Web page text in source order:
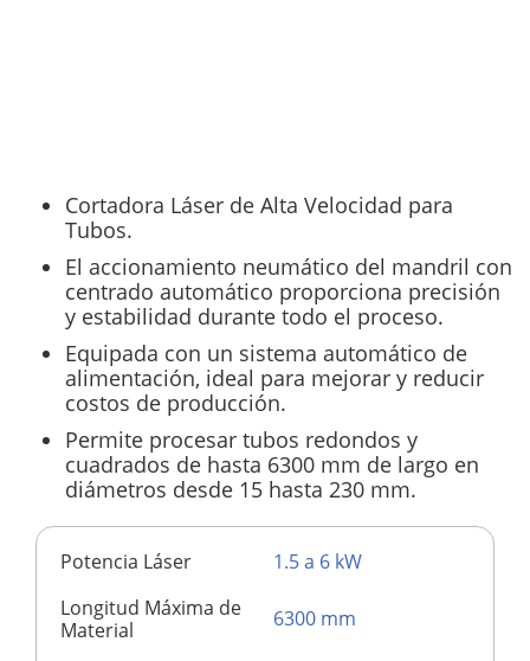
Cortadora Láser de Alta Velocidad para
Tubos.
El accionamiento neumático del mandril con
centrado automático proporciona precisión
y estabilidad durante todo el proceso.
Equipada con un sistema automático de
alimentación, ideal para mejorar y reducir
costos de producción.
Permite procesar tubos redondos y
cuadrados de hasta 6300 mm de largo en
diámetros desde 15 hasta 230 mm.
Potencia Láser
1.5 a 6 kW
Longitud Máxima de
Material
6300 mm